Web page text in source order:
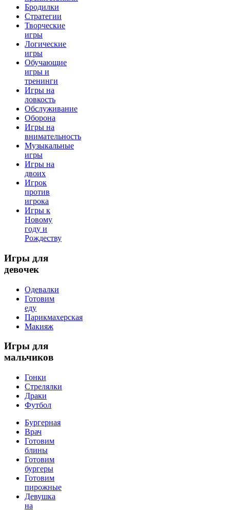
Бродилки
Стратегии
Творческие
игры
Логические
игры
Обучающие
игры и
тренинги
Игры на
ловкость
Обслуживание
Оборона
Игры на
внимательность
Музыкальные
игры
Игры на
двоих
Игрок
против
игрока
Игры к
Новому
году и
Рождеству
Игры для
девочек
Одевалки
Готовим
еду
Парикмахерская
Макияж
Игры для
мальчиков
Гонки
Стрелялки
Драки
Футбол
Бургерная
Врач
Готовим
блины
Готовим
бургеры
Готовим
пирожные
Девушка
на